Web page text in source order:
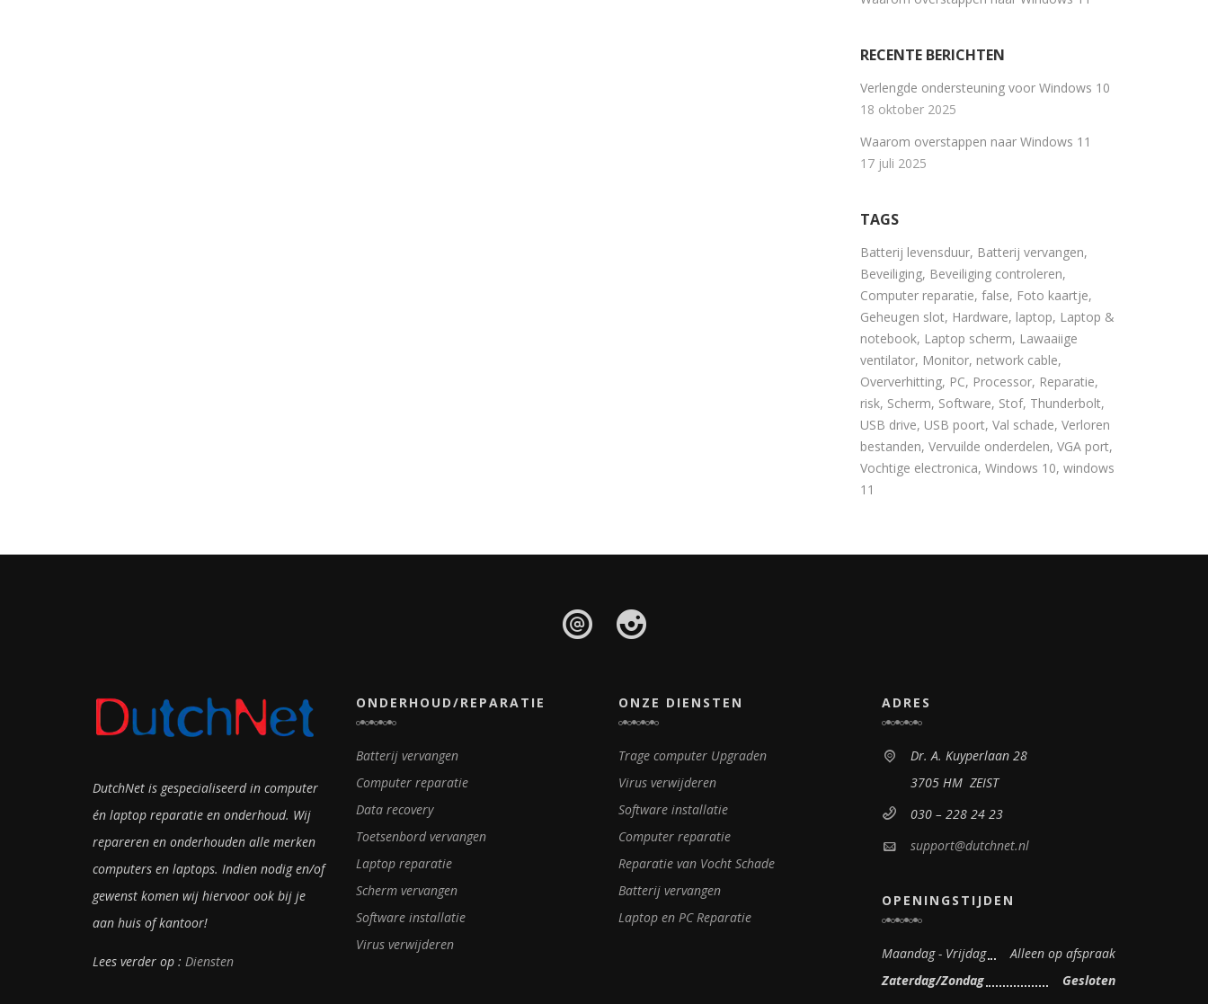
RECENTE BERICHTEN
Verlengde ondersteuning voor Windows 10
18 oktober 2025
Waarom overstappen naar Windows 11
17 juli 2025
TAGS
Batterij levensduur, Batterij vervangen,
Beveiliging, Beveiliging controleren,
Computer reparatie, false, Foto kaartje,
Geheugen slot, Hardware, laptop, Laptop &
notebook, Laptop scherm, Lawaaiige
ventilator, Monitor, network cable,
Oververhitting, PC, Processor, Reparatie,
risk, Scherm, Software, Stof, Thunderbolt,
USB drive, USB poort, Val schade, Verloren
bestanden, Vervuilde onderdelen, VGA port,
Vochtige electronica, Windows 10, windows
11
DutchNet is gespecialiseerd in computer
én laptop reparatie en onderhoud. Wij
repareren en onderhouden alle merken
computers en laptops. Indien nodig en/of
gewenst komen wij hiervoor ook bij je
aan huis of kantoor!
Lees verder op : Diensten
ONDERHOUD/REPARATIE
Batterij vervangen
Computer reparatie
Data recovery
Toetsenbord vervangen
Laptop reparatie
Scherm vervangen
Software installatie
Virus verwijderen
ONZE DIENSTEN
Trage computer Upgraden
Virus verwijderen
Software installatie
Computer reparatie
Reparatie van Vocht Schade
Batterij vervangen
Laptop en PC Reparatie
ADRES
Dr. A. Kuyperlaan 28
3705 HM ZEIST
030 – 228 24 23
support@dutchnet.nl
OPENINGSTIJDEN
Maandag - Vrijdag
Alleen op afspraak
Zaterdag/Zondag
Gesloten